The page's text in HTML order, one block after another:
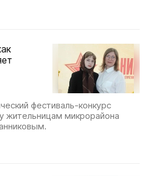
фестиваль-конкурс
жительницам микрорайона